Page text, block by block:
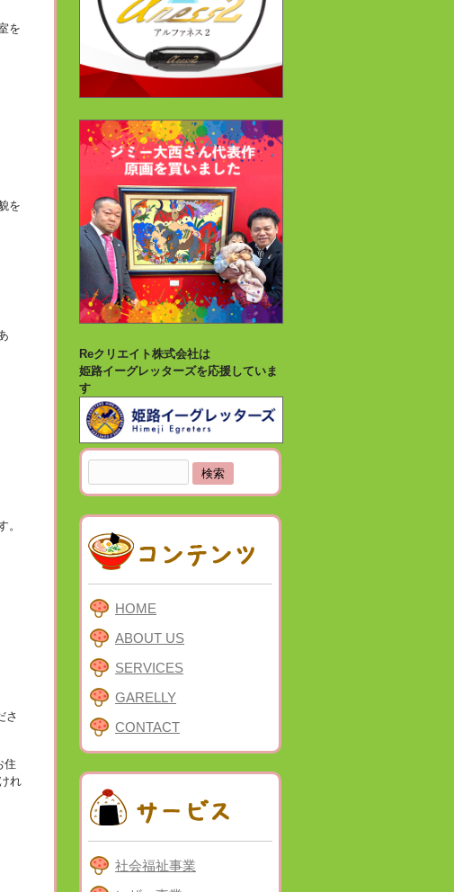
を
を
。
さ
住
れ
Reクリエイト株式会社は
姫路イーグレッターズを応援していま
す
索:
HOME
ABOUT US
SERVICES
GARELLY
CONTACT
社会福祉事業